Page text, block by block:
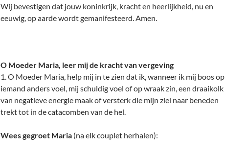
Wij bevestigen dat jouw koninkrijk, kracht en heerlijkheid, nu en
eeuwig, op aarde wordt gemanifesteerd. Amen.
O Moeder Maria, leer mij de kracht van vergeving
1. O Moeder Maria, help mij in te zien dat ik, wanneer ik mij boos op
iemand anders voel, mij schuldig voel of op wraak zin, een draaikolk
van negatieve energie maak of versterk die mijn ziel naar beneden
trekt tot in de catacomben van de hel.
Wees gegroet Maria (na elk couplet herhalen):